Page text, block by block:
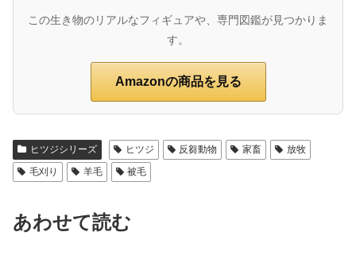
この生き物のリアルなフィギュアや、専門図鑑が見つかりま
す。
Amazonの商品を見る
ヒツジシリーズ ヒツジ 反芻動物 家畜
放牧
毛刈り
羊毛 被毛
あわせて読む